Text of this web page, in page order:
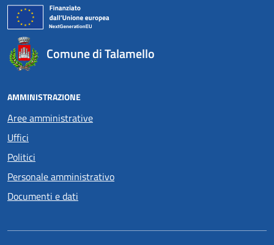
Comune di Talamello
AMMINISTRAZIONE
Aree amministrative
Uffici
Politici
Personale amministrativo
Documenti e dati